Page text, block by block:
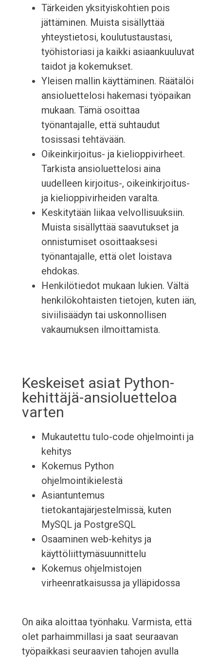
Tärkeiden yksityiskohtien pois
jättäminen. Muista sisällyttää
yhteystietosi, koulutustaustasi,
työhistoriasi ja kaikki asiaankuuluvat
taidot ja kokemukset.
Yleisen mallin käyttäminen. Räätälöi
ansioluettelosi hakemasi työpaikan
mukaan. Tämä osoittaa
työnantajalle, että suhtaudut
tosissasi tehtävään.
Oikeinkirjoitus- ja kielioppivirheet.
Tarkista ansioluettelosi aina
uudelleen kirjoitus-, oikeinkirjoitus-
ja kielioppivirheiden varalta.
Keskitytään liikaa velvollisuuksiin.
Muista sisällyttää saavutukset ja
onnistumiset osoittaaksesi
työnantajalle, että olet loistava
ehdokas.
Henkilötiedot mukaan lukien. Vältä
henkilökohtaisten tietojen, kuten iän,
siviilisäädyn tai uskonnollisen
vakaumuksen ilmoittamista.
Keskeiset asiat Python-
kehittäjä-ansioluetteloa
varten
Mukautettu tulo-code ohjelmointi ja
kehitys
Kokemus Python
ohjelmointikielestä
Asiantuntemus
tietokantajärjestelmissä, kuten
MySQL ja PostgreSQL
Osaaminen web-kehitys ja
käyttöliittymäsuunnittelu
Kokemus ohjelmistojen
virheenratkaisussa ja ylläpidossa
On aika aloittaa työnhaku. Varmista, että
olet parhaimmillasi ja saat seuraavan
työpaikkasi seuraavien tahojen avulla